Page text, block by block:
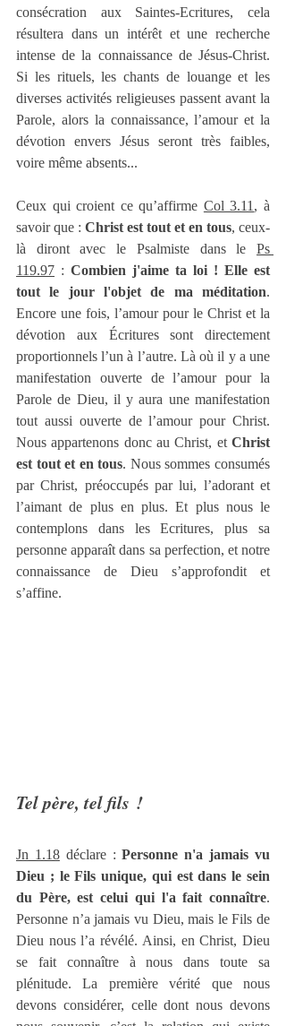
consécration aux Saintes-Ecritures, cela
résultera dans un intérêt et une recherche
intense de la connaissance de Jésus-Christ.
Si les rituels, les chants de louange et les
diverses activités religieuses passent avant la
Parole, alors la connaissance, l’amour et la
dévotion envers Jésus seront très faibles,
voire même absents...
Ceux qui croient ce qu’affirme Col 3.11 , à
savoir que : Christ est tout et en tous, ceux-
là diront avec le Psalmiste dans le Ps
119.97 : Combien j'aime ta loi ! Elle est
tout le jour l'objet de ma méditation.
Encore une fois, l’amour pour le Christ et la
dévotion aux Écritures sont directement
proportionnels l’un à l’autre. Là où il y a une
manifestation ouverte de l’amour pour la
Parole de Dieu, il y aura une manifestation
tout aussi ouverte de l’amour pour Christ.
Nous appartenons donc au Christ, et Christ
est tout et en tous. Nous sommes consumés
par Christ, préoccupés par lui, l’adorant et
l’aimant de plus en plus. Et plus nous le
contemplons dans les Ecritures, plus sa
personne apparaît dans sa perfection, et notre
connaissance de Dieu s’approfondit et
s’affine.
Tel père, tel fils !
Jn 1.18 déclare : Personne n'a jamais vu
Dieu ; le Fils unique, qui est dans le sein
du Père, est celui qui l'a fait connaître.
Personne n’a jamais vu Dieu, mais le Fils de
Dieu nous l’a révélé. Ainsi, en Christ, Dieu
se fait connaître à nous dans toute sa
plénitude. La première vérité que nous
devons considérer, celle dont nous devons